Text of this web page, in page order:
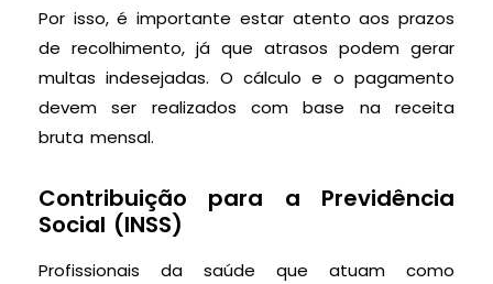
Por isso, é importante estar atento aos prazos
de recolhimento, já que atrasos podem gerar
multas indesejadas. O cálculo e o pagamento
devem ser realizados com base na receita
bruta mensal.
Contribuição para a Previdência
Social (INSS)
Profissionais da saúde que atuam como